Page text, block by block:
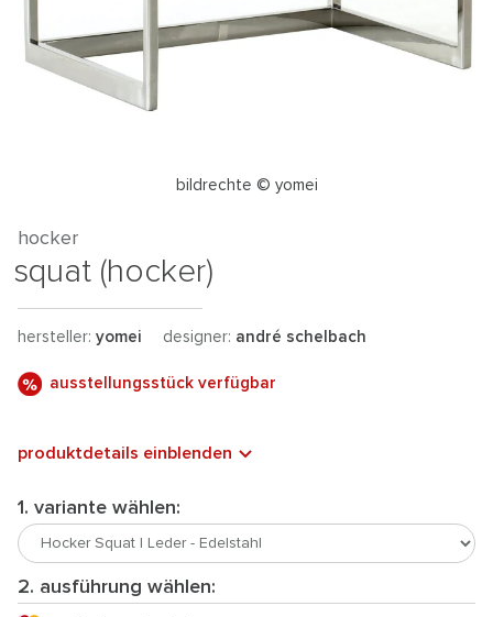
bildrechte © yomei
hocker
squat (hocker)
hersteller: yomei designer: andré schelbach
ausstellungsstück verfügbar
produktdetails einblenden
1. variante wählen:
2. ausführung wählen: